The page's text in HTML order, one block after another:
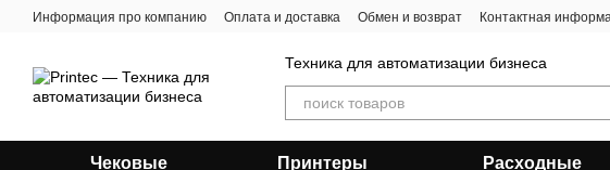
Перейти к основному контенту
Информация про компанию Оплата и доставка Обмен и возврат Контактная
Техника для автоматизации бизнеса
Чековые
Принтеры
Расходные